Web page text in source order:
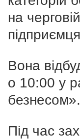
на
Вона
о 10:00 у
безнесом».
Під час